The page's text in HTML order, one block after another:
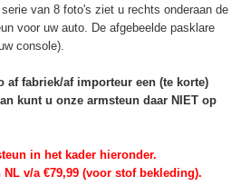
van 8 foto's ziet u rechts onderaan de
voor uw auto. De afgebeelde pasklare
console).
af fabriek/af importeur een (te korte)
kunt u onze armsteun daar NIET op
in het kader hieronder.
v/a €79,99 (voor stof bekleding).